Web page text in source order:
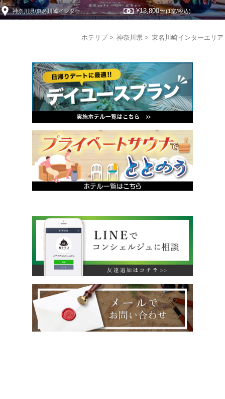
神奈川県/東名川崎インター ¥13,800〜(1室/税込)
ホテリブ 神奈川県 東名川崎インターエリア